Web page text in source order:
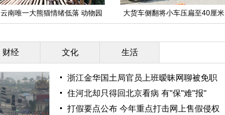
云南唯一大熊猫情绪低落 动物园
想尽办法为其找乐
大货车侧翻将小车压扁至40厘米
（组图）
财经 文化 生活
浙江金华国土局官员上班暧昧网聊被免职
住河北却只得回北京看病 有"保"难"报"
打假要点公布 今年重点打击网上售假侵权